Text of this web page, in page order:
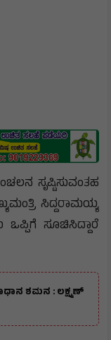
ಸೃಷ್ಟಿಸುವಂತಹ
ಸಿದ್ದರಾಮಯ್ಯ
ಒಪ್ಪಿಗೆ ಸೂಚಿಸಿದ್ದಾರೆ
ಶಮನ : ಲಕ್ಷ್ಮಣ್